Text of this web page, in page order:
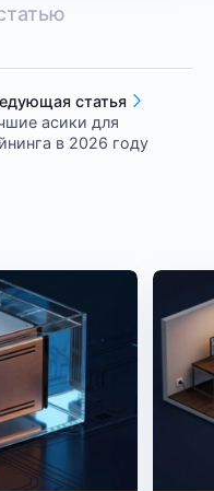
статья
асики для
в 2026 году